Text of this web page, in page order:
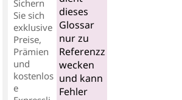
Sichern
Sie sich
exklusive
Preise,
Prämien
und
kostenlos
e
dieses
Glossar
nur zu
Referenzz
wecken
und kann
Fehler